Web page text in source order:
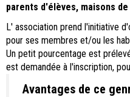
parents d'élèves, maisons
L' association prend l'initiative
pour ses membres et/ou les
Un petit pourcentage est
est demandée à l'inscription,
Avantages de ce